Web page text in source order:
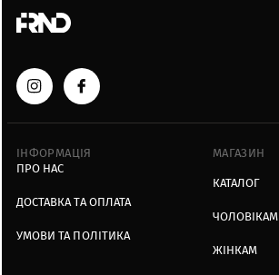
ІНФОРМАЦІЯ
ПРО НАС
ДОСТАВКА ТА ОПЛАТА
УМОВИ ТА ПОЛІТИКА
МАГАЗИН
КАТАЛОГ
ЧОЛОВІКАМ
ЖІНКАМ